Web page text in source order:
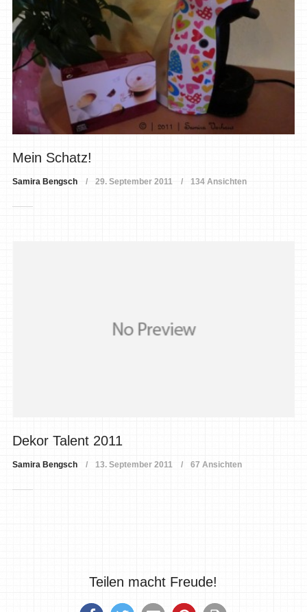
Mein Schatz!
Samira Bengsch 29. September 2011 134 Ansichten
Dekor Talent 2011
Samira Bengsch 13. September 2011 67 Ansichten
Teilen macht Freude!